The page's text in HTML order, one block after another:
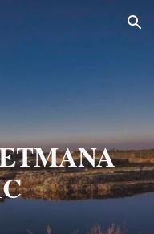
Skip to navigation